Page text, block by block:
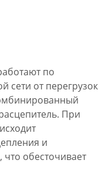
по
сети от перегрузок
При
и
что обесточивает